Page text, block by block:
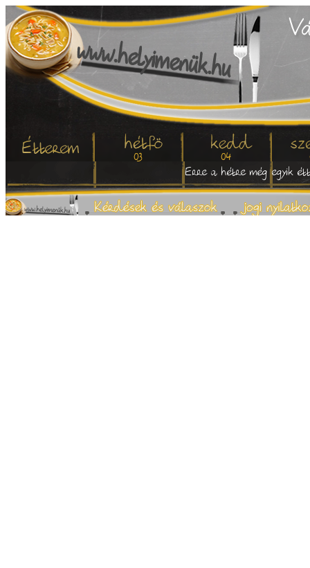
03 04
Erre a hétre még egyik